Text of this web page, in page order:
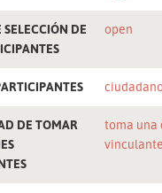
DE
open
DE TOMAR
toma una
vinculante